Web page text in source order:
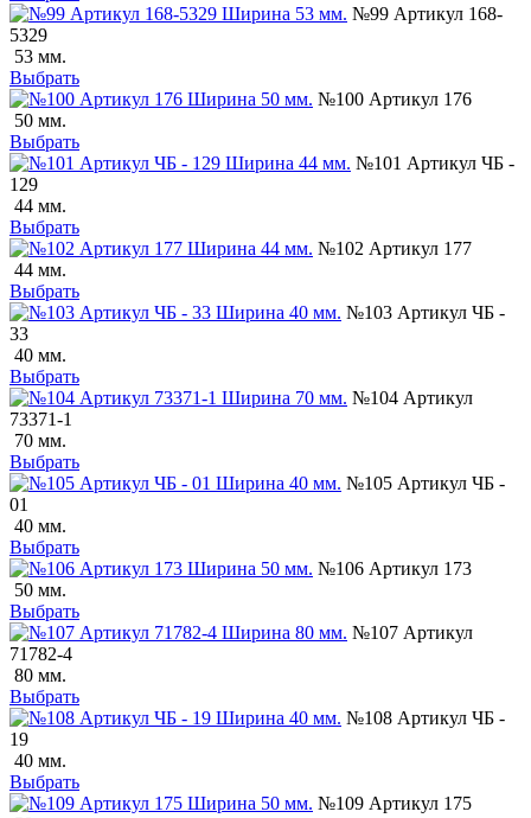
№99 Артикул 168-
5329
53 мм.
Выбрать
№100 Артикул 176
50 мм.
Выбрать
№101 Артикул ЧБ -
129
44 мм.
Выбрать
№102 Артикул 177
44 мм.
Выбрать
№103 Артикул ЧБ -
33
40 мм.
Выбрать
№104 Артикул
73371-1
70 мм.
Выбрать
№105 Артикул ЧБ -
01
40 мм.
Выбрать
№106 Артикул 173
50 мм.
Выбрать
№107 Артикул
71782-4
80 мм.
Выбрать
№108 Артикул ЧБ -
19
40 мм.
Выбрать
№109 Артикул 175